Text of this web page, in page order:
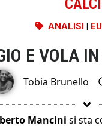
ANALISI |
E VOLA
Tobia Brunello
Mancini si sta